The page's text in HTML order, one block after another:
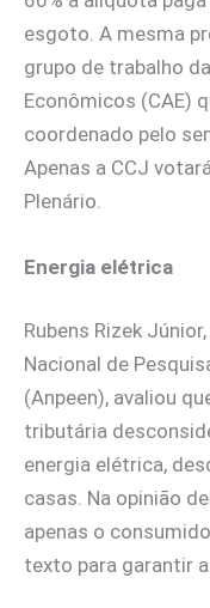
esgoto. A mesma
grupo de trabalho
Econômicos (CAE)
coordenado pelo
Apenas a CCJ
Plenário.
Energia elétrica
Rubens Rizek
Nacional de
(Anpeen), avaliou
tributária
energia elétrica,
casas. Na opinião
apenas o
texto para garantir